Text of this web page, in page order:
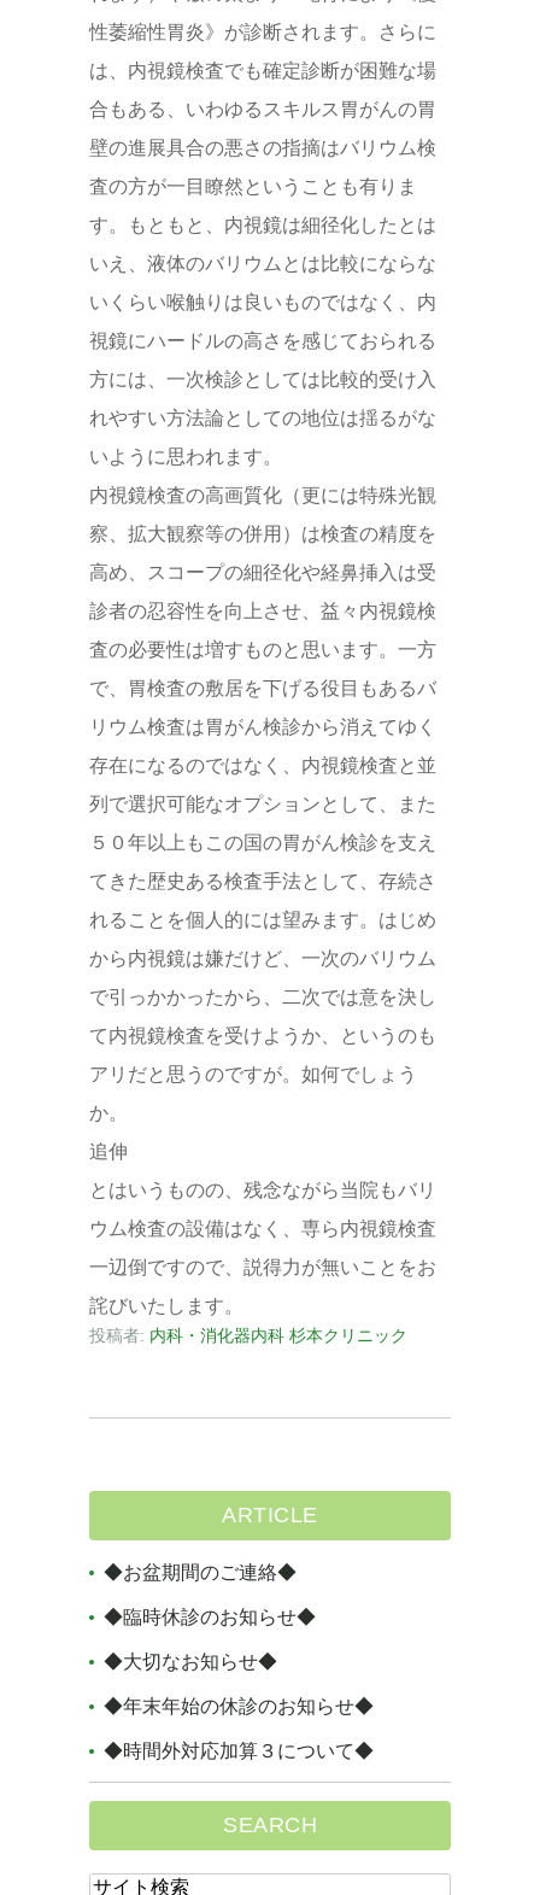
性萎縮性胃炎》が診断されます。さらに
は、内視鏡検査でも確定診断が困難な場
合もある、いわゆるスキルス胃がんの胃
壁の進展具合の悪さの指摘はバリウム検
査の方が一目瞭然ということも有りま
す。もともと、内視鏡は細径化したとは
いえ、液体のバリウムとは比較にならな
いくらい喉触りは良いものではなく、内
視鏡にハードルの高さを感じておられる
方には、一次検診としては比較的受け入
れやすい方法論としての地位は揺るがな
いように思われます。
内視鏡検査の高画質化（更には特殊光観
察、拡大観察等の併用）は検査の精度を
高め、スコープの細径化や経鼻挿入は受
診者の忍容性を向上させ、益々内視鏡検
査の必要性は増すものと思います。一方
で、胃検査の敷居を下げる役目もあるバ
リウム検査は胃がん検診から消えてゆく
存在になるのではなく、内視鏡検査と並
列で選択可能なオプションとして、また
５０年以上もこの国の胃がん検診を支え
てきた歴史ある検査手法として、存続さ
れることを個人的には望みます。はじめ
から内視鏡は嫌だけど、一次のバリウム
で引っかかったから、二次では意を決し
て内視鏡検査を受けようか、というのも
アリだと思うのですが。如何でしょう
か。
追伸
とはいうものの、残念ながら当院もバリ
ウム検査の設備はなく、専ら内視鏡検査
一辺倒ですので、説得力が無いことをお
詫びいたします。
投稿者: 内科・消化器内科 杉本クリニック
ARTICLE
◆お盆期間のご連絡◆
◆臨時休診のお知らせ◆
◆大切なお知らせ◆
◆年末年始の休診のお知らせ◆
◆時間外対応加算３について◆
SEARCH